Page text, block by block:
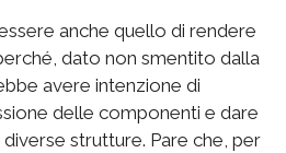
anche quello di rendere
dato non smentito dalla
avere intenzione di
delle componenti e dare
strutture. Pare che, per